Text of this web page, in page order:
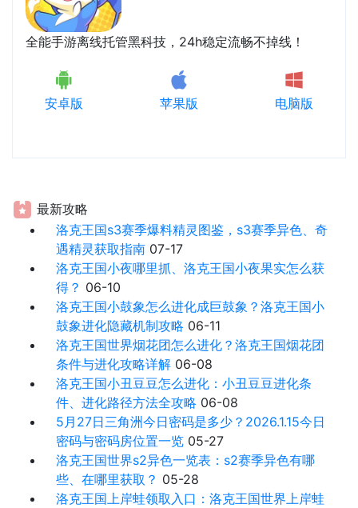
全能手游离线托管黑科技，24h稳定流畅不掉线！
安卓版 苹果版 电脑版
最新攻略
洛克王国s3赛季爆料精灵图鉴，s3赛季异色、奇
遇精灵获取指南 07-17
洛克王国小夜哪里抓、洛克王国小夜果实怎么获
得？ 06-10
洛克王国小鼓象怎么进化成巨鼓象？洛克王国小
鼓象进化隐藏机制攻略 06-11
洛克王国世界烟花团怎么进化？洛克王国烟花团
条件与进化攻略详解 06-08
洛克王国小丑豆豆怎么进化：小丑豆豆进化条
件、进化路径方法全攻略 06-08
5月27日三角洲今日密码是多少？2026.1.15今日
密码与密码房位置一览 05-27
洛克王国世界s2异色一览表：s2赛季异色有哪
些、在哪里获取？ 05-28
洛克王国上岸蛙领取入口：洛克王国世界上岸蛙